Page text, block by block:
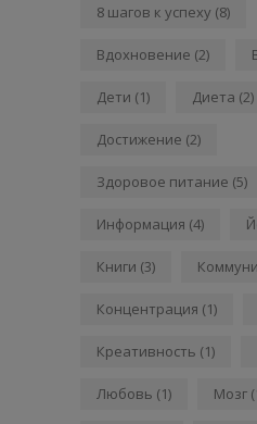
8 шагов к успеху (8)
Вдохновение (2)
Дети (1) Диета (2)
Достижение (2)
Здоровое питание (5)
Информация (4)
Книги (3)
Концентрация (1)
Креативность (1)
Любовь (1) Мозг